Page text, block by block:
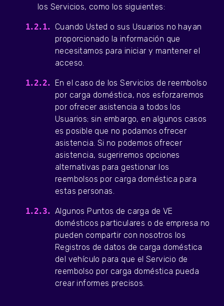
los Servicios, como los siguientes:
Cuando Usted o sus Usuarios no hayan
proporcionado la información que
necesitamos para iniciar y mantener el
acceso.
En el caso de los Servicios de reembolso
por carga doméstica, nos esforzaremos
por ofrecer asistencia a todos los
Usuarios; sin embargo, en algunos casos
es posible que no podamos ofrecer
asistencia. Si no podemos ofrecer
asistencia, sugeriremos opciones
alternativas para gestionar los
reembolsos por carga doméstica para
estas personas.
Algunos Puntos de carga de VE
domésticos particulares o de empresa no
pueden compartir con nosotros los
Registros de datos de carga doméstica
del vehículo para que el Servicio de
reembolso por carga doméstica pueda
crear informes precisos.